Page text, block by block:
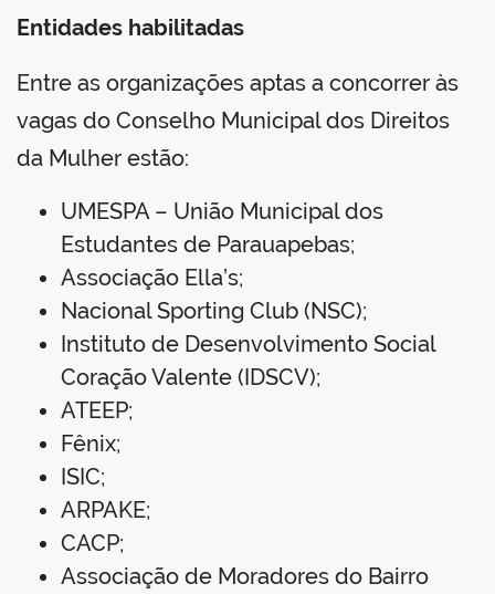
Entidades habilitadas
Entre as organizações aptas a concorrer às
vagas do Conselho Municipal dos Direitos
da Mulher estão:
UMESPA – União Municipal dos
Estudantes de Parauapebas;
Associação Ella’s;
Nacional Sporting Club (NSC);
Instituto de Desenvolvimento Social
Coração Valente (IDSCV);
ATEEP;
Fênix;
ISIC;
ARPAKE;
CACP;
Associação de Moradores do Bairro